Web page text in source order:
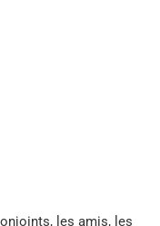
les amis, les